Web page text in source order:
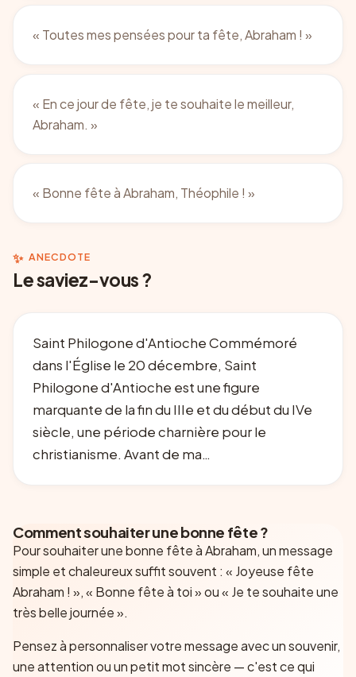
« Toutes mes pensées pour ta fête, Abraham ! »
« En ce jour de fête, je te souhaite le meilleur,
Abraham. »
« Bonne fête à Abraham, Théophile ! »
✨ ANECDOTE
Le saviez-vous ?
Saint Philogone d'Antioche Commémoré
dans l'Église le 20 décembre, Saint
Philogone d'Antioche est une figure
marquante de la fin du IIIe et du début du IVe
siècle, une période charnière pour le
christianisme. Avant de ma…
Comment souhaiter une bonne fête ?
Pour souhaiter une bonne fête àAbraham, un message
simple et chaleureux suffit souvent : « Joyeuse fête
Abraham ! », « Bonne fête à toi » ou « Je te souhaite une
très belle journée ».
Pensez à personnaliser votre message avec un souvenir,
une attention ou un petit mot sincère — c'est ce qui